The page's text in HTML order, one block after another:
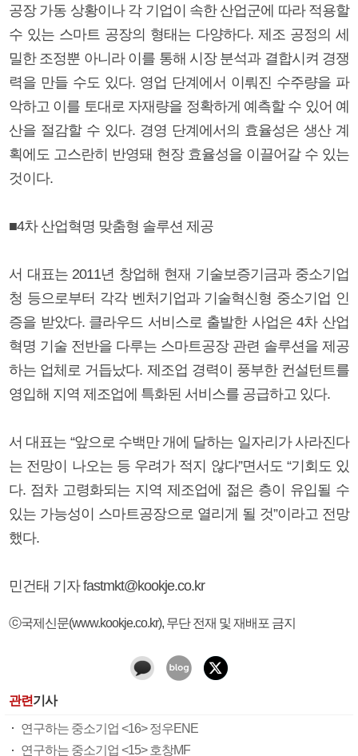
공장 가동 상황이나 각 기업이 속한 산업군에 따라 적용할
수 있는 스마트 공장의 형태는 다양하다. 제조 공정의 세
밀한 조정뿐 아니라 이를 통해 시장 분석과 결합시켜 경쟁
력을 만들 수도 있다. 영업 단계에서 이뤄진 수주량을 파
악하고 이를 토대로 자재량을 정확하게 예측할 수 있어 예
산을 절감할 수 있다. 경영 단계에서의 효율성은 생산 계
획에도 고스란히 반영돼 현장 효율성을 이끌어갈 수 있는
것이다.
■4차 산업혁명 맞춤형 솔루션 제공
서 대표는 2011년 창업해 현재 기술보증기금과 중소기업
청 등으로부터 각각 벤처기업과 기술혁신형 중소기업 인
증을 받았다. 클라우드 서비스로 출발한 사업은 4차 산업
혁명 기술 전반을 다루는 스마트공장 관련 솔루션을 제공
하는 업체로 거듭났다. 제조업 경력이 풍부한 컨설턴트를
영입해 지역 제조업에 특화된 서비스를 공급하고 있다.
서 대표는 “앞으로 수백만 개에 달하는 일자리가 사라진다
는 전망이 나오는 등 우려가 적지 않다”면서도 “기회도 있
다. 점차 고령화되는 지역 제조업에 젊은 층이 유입될 수
있는 가능성이 스마트공장으로 열리게 될 것”이라고 전망
했다.
민건태 기자 fastmkt@kookje.co.kr
ⓒ국제신문(www.kookje.co.kr), 무단 전재 및 재배포 금지
관련기사
연구하는 중소기업 <16> 정우ENE
연구하는 중소기업 <15> 호창MF